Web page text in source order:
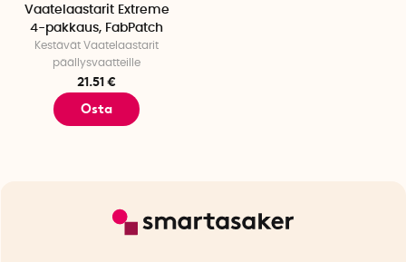
Vaatelaastarit Extreme
4-pakkaus, FabPatch
Kestävät Vaatelaastarit
päällysvaatteille
21.51 €
Osta